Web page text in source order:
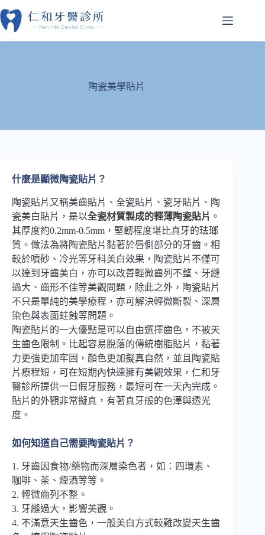
跳
至
陶瓷美學貼片
什麼是顯微陶瓷貼片？
陶瓷貼片又稱美齒貼片、全瓷貼片、瓷牙貼片、陶
瓷美白貼片，是以全瓷材質製成的輕薄陶瓷貼片 。
其厚度約0.2mm-0.5mm，堅韌程度堪比真牙的珐瑯
質。做法為將陶瓷貼片黏著於唇側部分的牙齒。相
較於噴砂、冷光等牙科美白效果，陶瓷貼片不僅可
以達到牙齒美白，亦可以改善輕微齒列不整、牙縫
過大、齒形不佳等美觀問題，除此之外，陶瓷貼片
不只是單純的美學療程，亦可解決輕微斷裂、深層
染色與表面蛀蝕等問題。
陶瓷貼片的一大優點是可以自由選擇齒色，不被天
生齒色限制。比起容易脫落的傳統樹脂貼片，黏著
力更強更加牢固，顏色更加擬真自然，並且陶瓷貼
片療程短，可在短期內快速擁有美觀效果，仁和牙
醫診所提供一日假牙服務，最短可在一天內完成。
貼片的外觀非常擬真，有著真牙般的色澤與透光
度。
如何知道自己需要陶瓷貼片？
1. 牙齒因食物/藥物而深層染色者，如：四環素、
咖啡、茶、煙酒等等。
2. 輕微齒列不整。
3. 牙縫過大，影響美觀。
4. 不滿意天生齒色，一般美白方式較難改變天生齒